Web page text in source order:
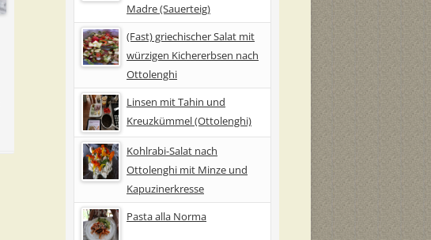
Madre (Sauerteig)
(Fast) griechischer Salat mit
würzigen Kichererbsen nach
Ottolenghi
Linsen mit Tahin und
Kreuzkümmel (Ottolenghi)
Kohlrabi-Salat nach
Ottolenghi mit Minze und
Kapuzinerkresse
Pasta alla Norma